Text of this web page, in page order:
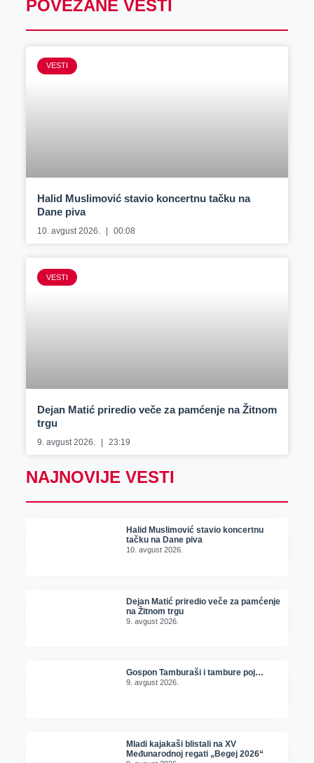
POVEZANE VESTI
VESTI
Halid Muslimović stavio koncertnu tačku na
Dane piva
10. avgust 2026. 00:08
VESTI
Dejan Matić priredio veče za pamćenje na Žitnom
trgu
9. avgust 2026. 23:19
NAJNOVIJE VESTI
Halid Muslimović stavio koncertnu
tačku na Dane piva
10. avgust 2026.
Dejan Matić priredio veče za pamćenje
na Žitnom trgu
9. avgust 2026.
Gospon Tamburaši i tambure poj…
9. avgust 2026.
Mladi kajakaši blistali na XV
Međunarodnoj regati „Begej 2026“